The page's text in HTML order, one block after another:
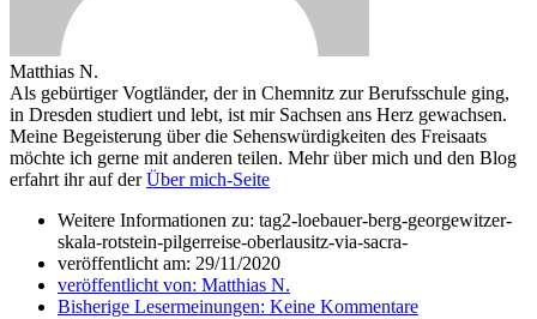
Matthias N.
Als gebürtiger Vogtländer, der in Chemnitz zur Berufsschule ging,
in Dresden studiert und lebt, ist mir Sachsen ans Herz gewachsen.
Meine Begeisterung über die Sehenswürdigkeiten des Freisaats
möchte ich gerne mit anderen teilen. Mehr über mich und den Blog
erfahrt ihr auf derÜber mich-Seite
Weitere Informationen zu: tag2-loebauer-berg-georgewitzer-
skala-rotstein-pilgerreise-oberlausitz-via-sacra-
veröffentlicht am: 29/11/2020
veröffentlicht von: Matthias N.
Bisherige Lesermeinungen: Keine Kommentare